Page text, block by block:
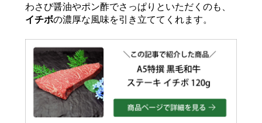
わさび醤油やポン酢でさっぱりといただくのも、
イチボの濃厚な風味を引き立ててくれます。